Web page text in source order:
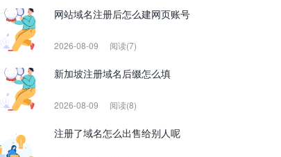
网站域名注册后怎么建网页账号
2026-08-09 阅读(7)
新加坡注册域名后缀怎么填
2026-08-09 阅读(8)
注册了域名怎么出售给别人呢